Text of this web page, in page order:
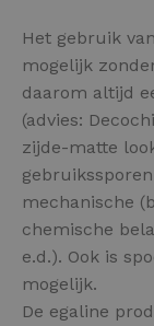
Het gebruik
mogelijk
daarom altijd
(advies:
zijde-matte
mechanische
chemische
e.d.). Ook is
mogelijk.
De egaline